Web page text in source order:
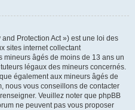
Protection Act ») est une loi des
sites internet collectant
âgés de moins de 13 ans un
légaux des mineurs concernés.
également aux mineurs âgés de
nous vous conseillons de contacter
Veuillez noter que phpBB
ne peuvent pas vous proposer